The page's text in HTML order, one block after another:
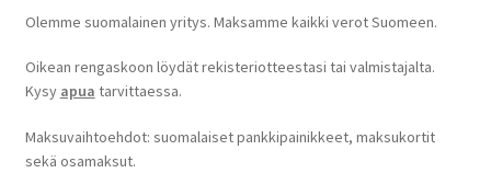
Olemme suomalainen yritys. Maksamme kaikki verot Suomeen.
Oikean rengaskoon löydät rekisteriotteestasi tai valmistajalta.
Kysy apua tarvittaessa.
Maksuvaihtoehdot: suomalaiset pankkipainikkeet, maksukortit
sekä osamaksut.